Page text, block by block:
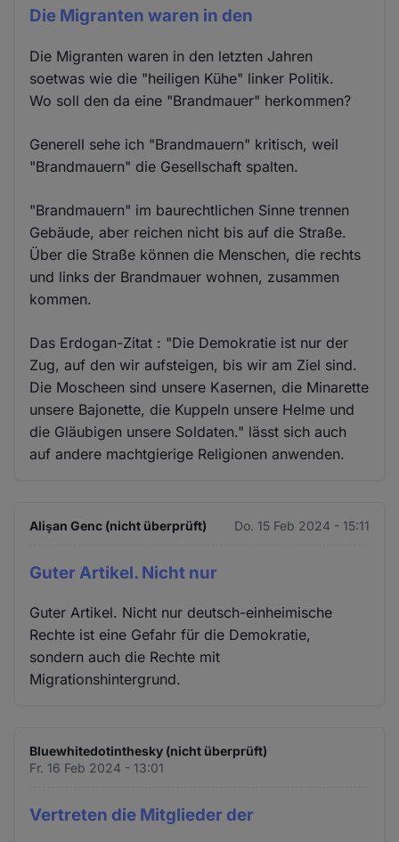
Die Migranten waren in den
Die Migranten waren in den letzten Jahren
soetwas wie die "heiligen Kühe" linker Politik.
Wo soll den da eine "Brandmauer" herkommen?
Generell sehe ich "Brandmauern" kritisch, weil
"Brandmauern" die Gesellschaft spalten.
"Brandmauern" im baurechtlichen Sinne trennen
Gebäude, aber reichen nicht bis auf die Straße.
Über die Straße können die Menschen, die rechts
und links der Brandmauer wohnen, zusammen
kommen.
Das Erdogan-Zitat : "Die Demokratie ist nur der
Zug, auf den wir aufsteigen, bis wir am Ziel sind.
Die Moscheen sind unsere Kasernen, die Minarette
unsere Bajonette, die Kuppeln unsere Helme und
die Gläubigen unsere Soldaten." lässt sich auch
auf andere machtgierige Religionen anwenden.
Alişan Genc (nicht überprüft) Do. 15 Feb 2024 - 15:11
Guter Artikel. Nicht nur
Guter Artikel. Nicht nur deutsch-einheimische
Rechte ist eine Gefahr für die Demokratie,
sondern auch die Rechte mit
Migrationshintergrund.
Bluewhitedotinthesky (nicht überprüft)
Fr. 16 Feb 2024 - 13:01
Vertreten die Mitglieder der